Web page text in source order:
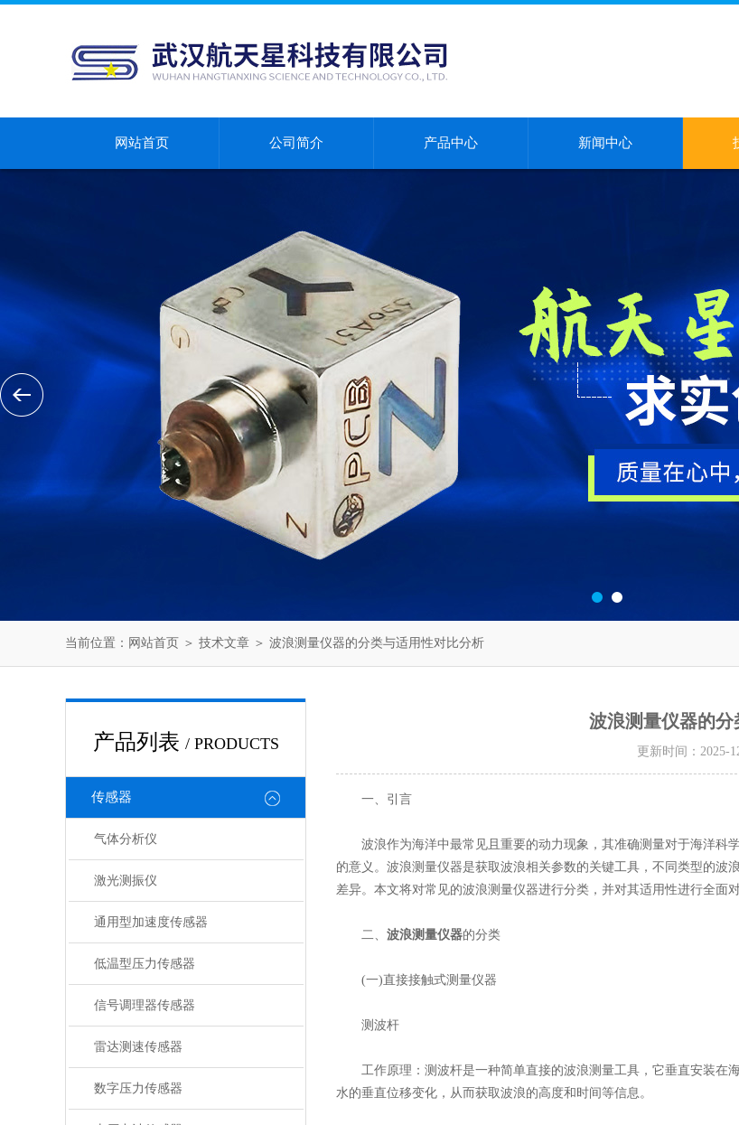
网站首页 公司简介 产品中心 新闻中心
当前位置： 网站首页 ＞ 技术文章 ＞ 波浪测量仪器的分类与适用性对比分析​
产品列表 / PRODUCTS
传感器
气体分析仪
激光测振仪
通用型加速度传感器
低温型压力传感器
信号调理器传感器
雷达测速传感器
数字压力传感器
波浪测量仪器的
更新时间：2025-
一、引言
波浪作为海洋中最常见且重要的动力现象，其准确测量对于海洋科
的意义。波浪测量仪器是获取波浪相关参数的关键工具，不同类型的
差异。本文将对常见的波浪测量仪器进行分类，并对其适用性进行全面
二、 波浪测量仪器的分类
(一)直接接触式测量仪器
​​测波杆​​
工作原理​​：测波杆是一种简单直接的波浪测量工具，它垂直安装在
水的垂直位移变化，从而获取波浪的高度和时间等信息。